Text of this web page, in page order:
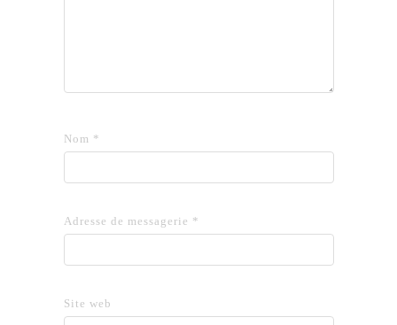
Nom *
Adresse de messagerie *
Site web